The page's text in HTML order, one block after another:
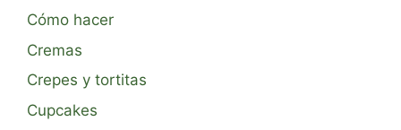
Cómo hacer
Cremas
Crepes y tortitas
Cupcakes